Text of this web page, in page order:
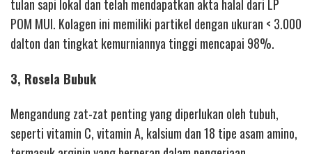
tulan sapi lokal dan telah mendapatkan akta halal dari LP
POM MUI. Kolagen ini memiliki partikel dengan ukuran < 3.000
dalton dan tingkat kemurniannya tinggi mencapai 98%.
3, Rosela Bubuk
Mengandung zat-zat penting yang diperlukan oleh tubuh,
seperti vitamin C, vitamin A, kalsium dan 18 tipe asam amino,